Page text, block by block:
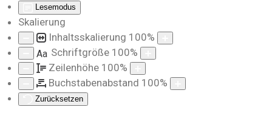
Lesemodus
Skalierung
Inhaltsskalierung 100%
Aa Schriftgröße 100%
Zeilenhöhe 100%
Buchstabenabstand 100%
Zurücksetzen